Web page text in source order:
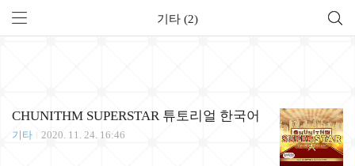
기타 (2)
CHUNITHM SUPERSTAR 튜토리얼 한국어
기타 2020. 11. 24. 16:46